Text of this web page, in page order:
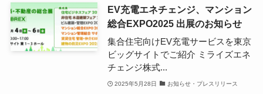
EV充電エネチェンジ、マンション
総合EXPO2025 出展のお知らせ
集合住宅向けEV充電サービスを東京
ビッグサイトでご紹介 ミライズエネ
チェンジ株式...
2025年5月28日 お知らせ・プレスリリース